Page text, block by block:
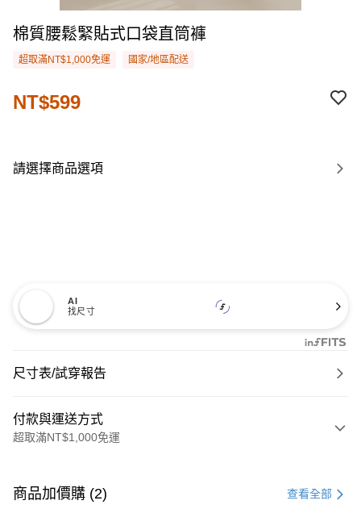
棉質腰鬆緊貼式口袋直筒褲
超取滿NT$1,000免運 國家/地區配送
NT$599
請選擇商品選項
AI
找尺寸
尺寸表/試穿報告
付款與運送方式
超取滿NT$1,000免運
信用卡一次付款
商品加價購 (2) 查看全部